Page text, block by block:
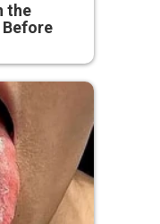
the
Before